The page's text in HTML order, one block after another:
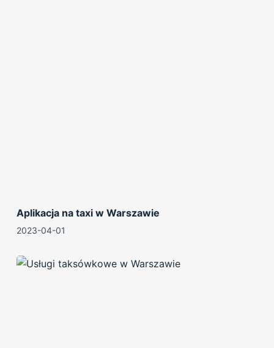
Aplikacja na taxi w Warszawie
2023-04-01